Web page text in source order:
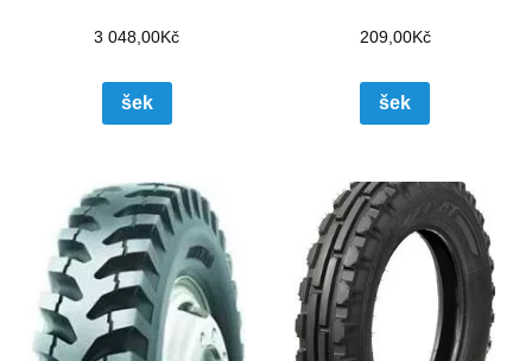
3 048,00Kč
šek
209,00Kč
šek